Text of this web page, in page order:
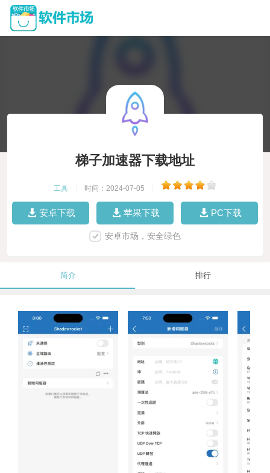
梯子加速器下载地址
工具 时间：2024-07-05
安卓下载 苹果下载 PC下载
安卓市场，安全绿色
简介 排行